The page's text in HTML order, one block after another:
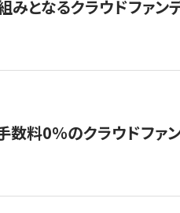
となるクラウドファン
数料0％のクラウドファ